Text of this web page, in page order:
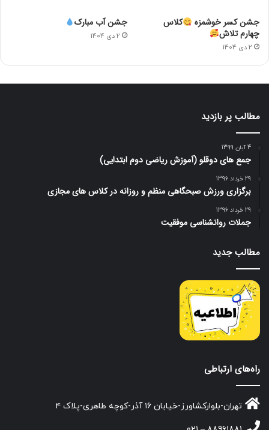
جشن کسر خوشمزه
کلاس
چهارم تلاش
2 دی 1404
جشن آب مبارک
2 دی 1404
مطالب پر بازدید
4 آبان 1399
جمع های دوقلو (آموزش ریاضی دوم ابتدایی)
29 خرداد 1396
برگزاری ورزش صبحگاهی منظم و روزانه در کلاس های مجازی
29 خرداد 1396
جملات روانشناسی موفقیت
مطالب جدید
راه‌های ارتباطی
تهران-بلوارکشاورز-خیابان ۱۶ آذر-کوچه طاهری-پلاک ۴